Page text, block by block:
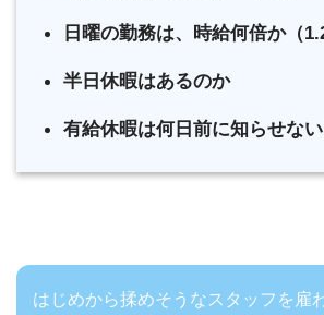
日曜の勤務は、時給何倍か（
半日休暇はあるのか
有給休暇は何日前に知らせな
はじめから揉めそうなスタッフを雇